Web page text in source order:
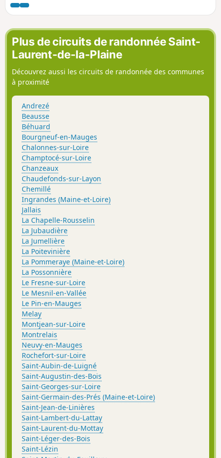
jalonnent ce sentier. Une randonnée
idéale pour mêler patrimoine et nature !
Plus de circuits de randonnée Saint-
Laurent-de-la-Plaine
Découvrez aussi les circuits de randonnée des communes
à proximité
Andrezé
Beausse
Béhuard
Bourgneuf-en-Mauges
Chalonnes-sur-Loire
Champtocé-sur-Loire
Chanzeaux
Chaudefonds-sur-Layon
Chemillé
Ingrandes (Maine-et-Loire)
Jallais
La Chapelle-Rousselin
La Jubaudière
La Jumellière
La Poitevinière
La Pommeraye (Maine-et-Loire)
La Possonnière
Le Fresne-sur-Loire
Le Mesnil-en-Vallée
Le Pin-en-Mauges
Melay
Montjean-sur-Loire
Montrelais
Neuvy-en-Mauges
Rochefort-sur-Loire
Saint-Aubin-de-Luigné
Saint-Augustin-des-Bois
Saint-Georges-sur-Loire
Saint-Germain-des-Prés (Maine-et-Loire)
Saint-Jean-de-Linières
Saint-Lambert-du-Lattay
Saint-Laurent-du-Mottay
Saint-Léger-des-Bois
Saint-Lézin